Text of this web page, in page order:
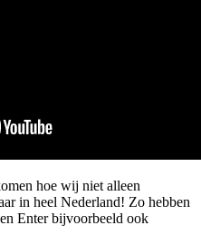
hoe wij niet alleen
in heel Nederland! Zo hebben
Enter bijvoorbeeld ook